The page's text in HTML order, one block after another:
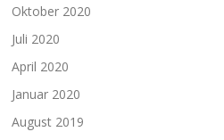
Oktober 2020
Juli 2020
April 2020
Januar 2020
August 2019